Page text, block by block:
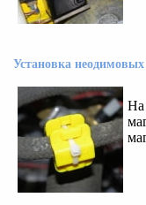
Установка
На